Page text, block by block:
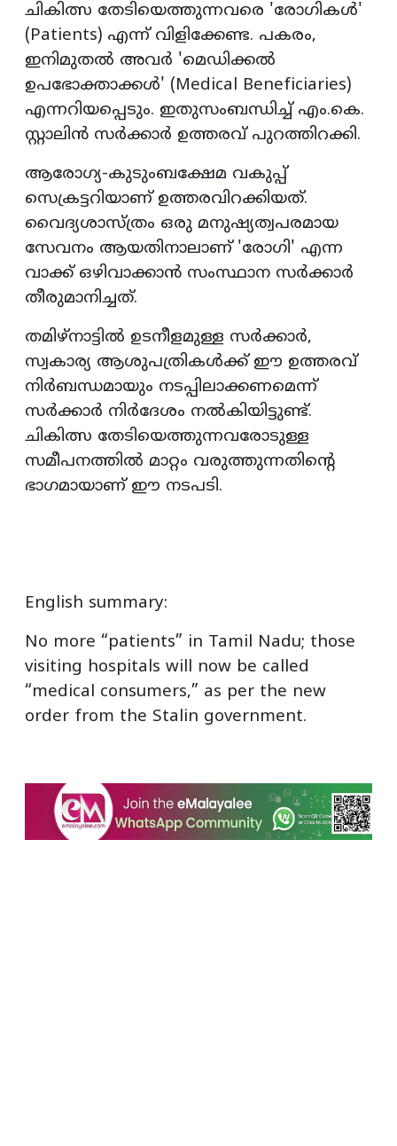
ചികിത്സ തേടിയെത്തുന്നവരെ 'രോഗികൾ'
(Patients) എന്ന് വിളിക്കേണ്ട. പകരം,
ഇനിമുതൽ അവർ 'മെഡിക്കൽ
ഉപഭോക്താക്കൾ' (Medical Beneficiaries)
എന്നറിയപ്പെടും. ഇതുസംബന്ധിച്ച് എം.കെ.
സ്റ്റാലിൻ സർക്കാർ ഉത്തരവ് പുറത്തിറക്കി.
ആരോഗ്യ-കുടുംബക്ഷേമ വകുപ്പ്
സെക്രട്ടറിയാണ് ഉത്തരവിറക്കിയത്.
വൈദ്യശാസ്ത്രം ഒരു മനുഷ്യത്വപരമായ
സേവനം ആയതിനാലാണ് 'രോഗി' എന്ന
വാക്ക് ഒഴിവാക്കാൻ സംസ്ഥാന സർക്കാർ
തീരുമാനിച്ചത്.
തമിഴ്‌നാട്ടിൽ ഉടനീളമുള്ള സർക്കാർ,
സ്വകാര്യ ആശുപത്രികൾക്ക് ഈ ഉത്തരവ്
നിർബന്ധമായും നടപ്പിലാക്കണമെന്ന്
സർക്കാർ നിർദേശം നൽകിയിട്ടുണ്ട്.
ചികിത്സ തേടിയെത്തുന്നവരോടുള്ള
സമീപനത്തിൽ മാറ്റം വരുത്തുന്നതിൻ്റെ
ഭാഗമായാണ് ഈ നടപടി.
English summary:
No more “patients” in Tamil Nadu; those
visiting hospitals will now be called
“medical consumers,” as per the new
order from the Stalin government.